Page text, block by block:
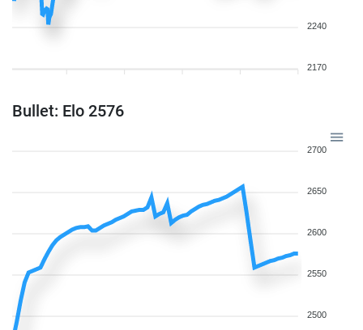
2240
2170
Bullet: Elo 2576
2700
2650
2600
2550
2500